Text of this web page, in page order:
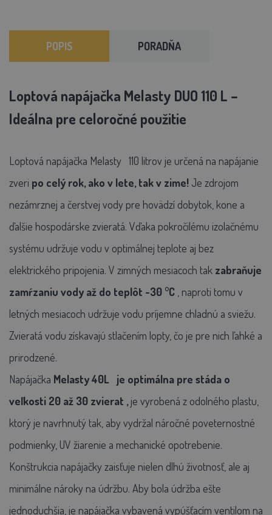
POPIS PORADŇA
Loptová napájačka Melasty DUO 110 L –
Ideálna pre celoročné použitie
Loptová napájačka Melasty 110 litrov je určená na napájanie
zveri po celý rok, ako v lete, tak v zime! Je zdrojom
nezámrznej a čerstvej vody pre hovädzí dobytok, kone a
ďalšie hospodárske zvieratá. Vďaka pokročilému izolačnému
systému udržuje vodu v optimálnej teplote aj bez
elektrického pripojenia. V zimných mesiacoch tak zabraňuje
zamŕzaniu vody až do teplôt -30 °C , naproti tomu v
letných mesiacoch udržuje vodu príjemne chladnú a sviežu.
Zvieratá vodu získavajú stlačením lopty, čo je pre nich ľahké a
prirodzené.
Napájačka Melasty 40L je optimálna pre stáda o
veľkosti 20 až 30 zvierat , je vyrobená z odolného plastu,
ktorý je navrhnutý tak, aby vydržal náročné poveternostné
podmienky, UV žiarenie a mechanické opotrebenie.
Konštrukcia napájačky zaisťuje nielen dlhú životnosť, ale aj
minimálne nároky na údržbu. Aby bola údržba ešte
jednoduchšia, je napájačka vybavená vypúšťacím ventilom na